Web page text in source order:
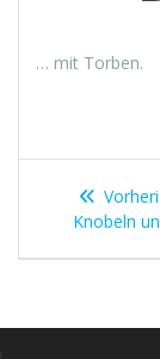
… mit Torben.
Knobeln